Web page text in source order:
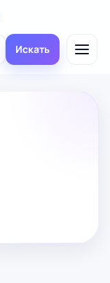
Искать